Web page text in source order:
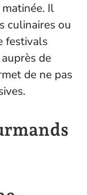
Il
culinaires ou
festivals
de
de ne pas